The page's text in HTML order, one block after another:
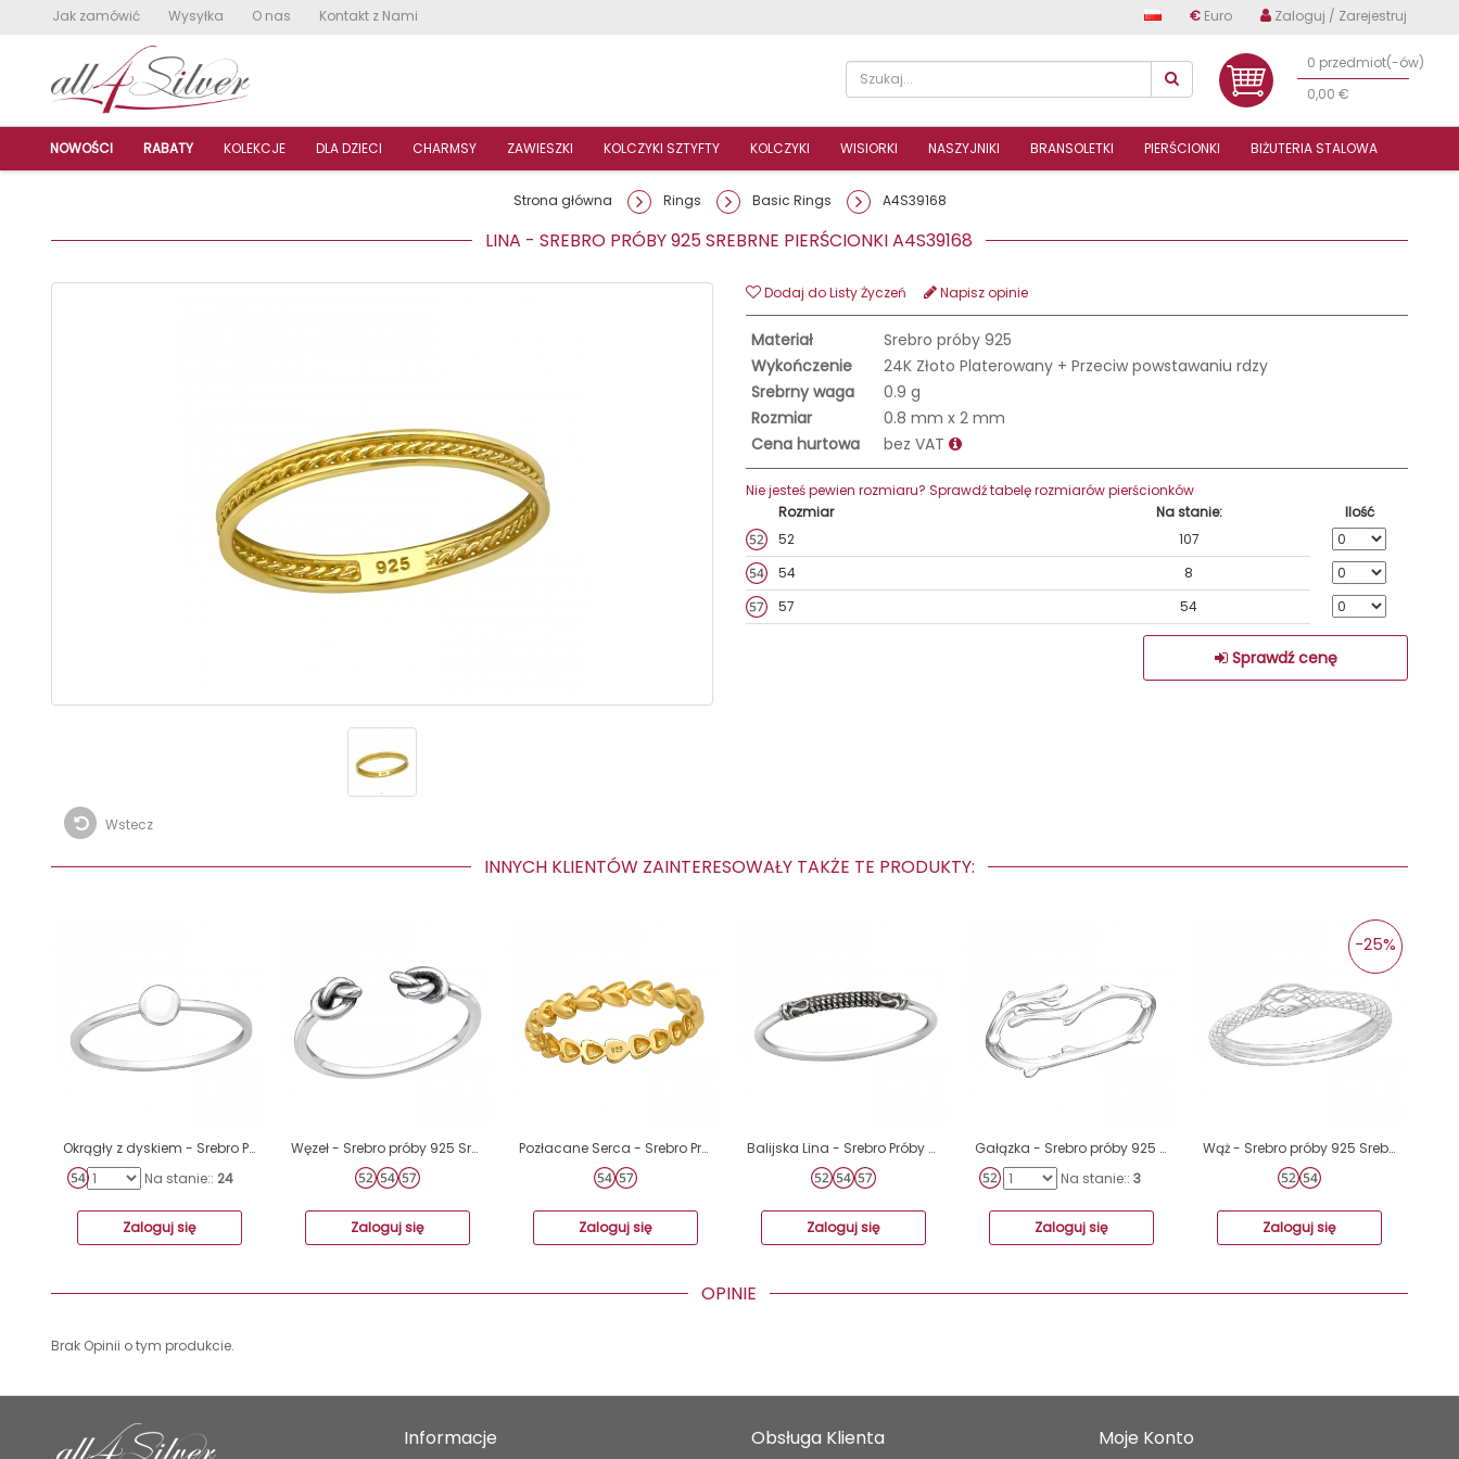
Jak zamówić Wysyłka O nas Kontakt z Nami € Euro Zaloguj / Zarejestruj
0 przedmiot(-ów)
0,00 €
NOWOŚCI RABATY KOLEKCJE DLA DZIECI CHARMSY ZAWIESZKI KOLCZYKI SZTYFTY KOLCZYKI WISIORKI NASZYJNIKI BRANSOLETKI PIERŚCIONKI BIŻUTERIA STALOWA
Strona główna Rings Basic Rings A4S39168
LINA - SREBRO PRÓBY 925 SREBRNE PIERŚCIONKI A4S39168
Wstecz
Dodaj do Listy Życzeń Napisz opinie
Materiał
Srebro próby 925
Wykończenie
24K Złoto Platerowany + Przeciw powstawaniu rdzy
Srebrny waga
0.9 g
Rozmiar
0.8 mm x 2 mm
Cena hurtowa
bez VAT
Nie jesteś pewien rozmiaru? Sprawdź tabelę rozmiarów pierścionków
Rozmiar
Na stanie:
Ilość
52
107
54
8
57
54
Sprawdź cenę
INNYCH KLIENTÓW ZAINTERESOWAŁY TAKŻE TE PRODUKTY:
Okrągły z dyskiem - Srebro Próby 925 Srebrne Pierścionki A4S46155
Na stanie:: 24
Zaloguj się
Węzeł - Srebro próby 925 Srebrne pierścionki A4S46473
Zaloguj się
Pozłacane Serca - Srebro Próby 925 Srebrne Pierścionki A4S49547
Zaloguj się
Balijska Lina - Srebro Próby 925 Srebrne Pierścionki A4S46349
Zaloguj się
Gałązka - Srebro próby 925 Srebrne pierścionki A4S30512
Na stanie:: 3
Zaloguj się
Wąż - Srebro próby 925 Srebrne pierścionki A4S42459
-25%
Zaloguj się
OPINIE
Brak Opinii o tym produkcie.
Informacje Obsługa Klienta Moje Konto